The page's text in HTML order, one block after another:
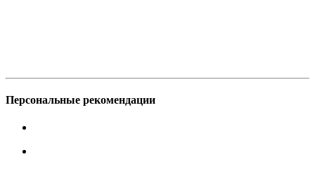
Персональные рекомендации